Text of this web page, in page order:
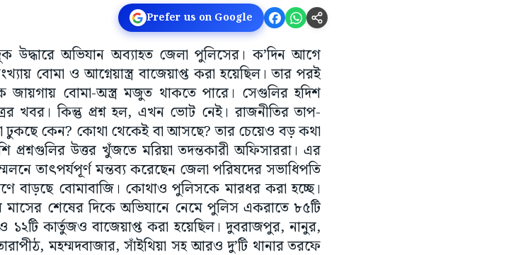
Prefer us on Google
উদ্ধারে অভিযান অব্যাহত জেলা পুলিসের। ক’দিন আগে
বোমা ও আগ্নেয়াস্ত্র বাজেয়াপ্ত করা হয়েছিল। তার পরই
বোমা-অস্ত্র মজুত থাকতে পারে। সেগুলির হদিশ
খবর। কিন্তু প্রশ্ন হল, এখন ভোট নেই। রাজনীতির তাপ-
ঢুকছে কেন? কোথা থেকেই বা আসছে? তার চেয়েও বড় কথা
উত্তর খুঁজতে মরিয়া তদন্তকারী অফিসাররা। এর
তাৎপর্যপূর্ণ মন্তব্য করেছেন জেলা পরিষদের সভাধিপতি
বাড়ছে বোমাবাজি। কোথাও পুলিসকে মারধর করা হচ্ছে।
শেষের দিকে অভিযানে নেমে পুলিস একরাতে ৮৫টি
১২টি কার্তুজও বাজেয়াপ্ত করা হয়েছিল। দুবরাজপুর, নানুর,
মহম্মদবাজার, সাঁইথিয়া সহ আরও দু’টি থানার তরফে